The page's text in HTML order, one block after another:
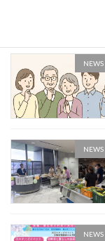
NEWS
NEWS
NEWS